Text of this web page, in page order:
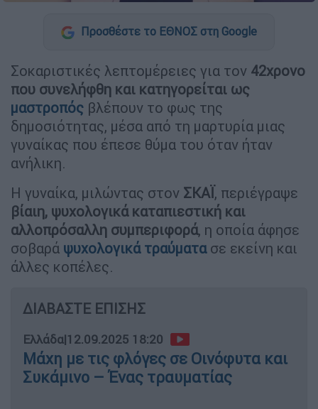
Προσθέστε το ΕΘΝΟΣ στη Google
Σοκαριστικές λεπτομέρειες για τον 42χρονο
που συνελήφθη και κατηγορείται ως
μαστροπός βλέπουν το φως της
δημοσιότητας, μέσα από τη μαρτυρία μιας
γυναίκας που έπεσε θύμα του όταν ήταν
ανήλικη.
Η γυναίκα, μιλώντας στον ΣΚΑΪ, περιέγραψε
βίαιη, ψυχολογικά καταπιεστική και
αλλοπρόσαλλη συμπεριφορά, η οποία άφησε
σοβαρά ψυχολογικά τραύματασε εκείνη και
άλλες κοπέλες.
ΔΙΑΒΑΣΤΕ ΕΠΙΣΗΣ
Ελλάδα|12.09.2025 18:20
Μάχη με τις φλόγες σε Οινόφυτα και
Συκάμινο – Ένας τραυματίας